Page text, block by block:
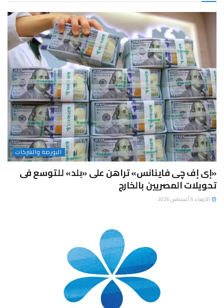
البورصة والشركات
«إى إف چى فاينانس» تراهن على «بلد» للتوسع فى
تحويلات المصريين بالخارج
الأربعاء 5 أغسطس 2026